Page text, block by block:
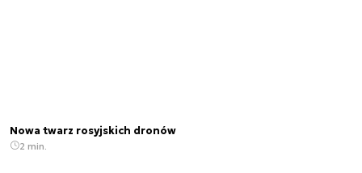
Nowa twarz rosyjskich dronów
2 min.